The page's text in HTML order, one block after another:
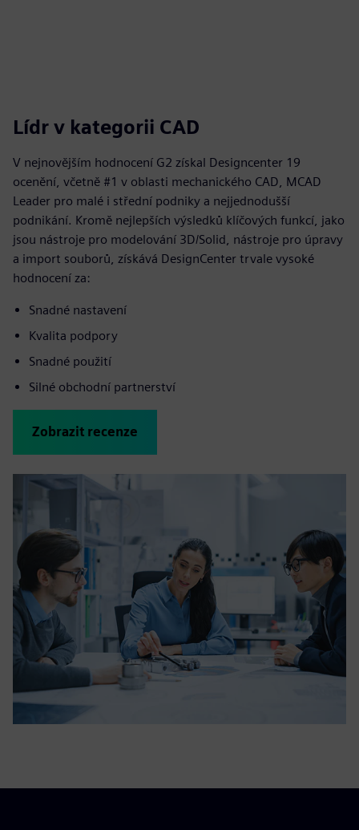
Lídr v kategorii CAD
V nejnovějším hodnocení G2 získal Designcenter 19
ocenění, včetně #1 v oblasti mechanického CAD, MCAD
Leader pro malé i střední podniky a nejjednodušší
podnikání. Kromě nejlepších výsledků klíčových funkcí, jako
jsou nástroje pro modelování 3D/Solid, nástroje pro úpravy
a import souborů, získává DesignCenter trvale vysoké
hodnocení za:
Snadné nastavení
Kvalita podpory
Snadné použití
Silné obchodní partnerství
Zobrazit recenze